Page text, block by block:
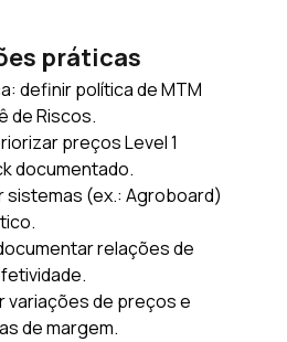
práticas
definir política de MTM
de Riscos.
preços Level 1
documentado.
sistemas (ex.: Agroboard)
relações de
variações de preços e
de margem.